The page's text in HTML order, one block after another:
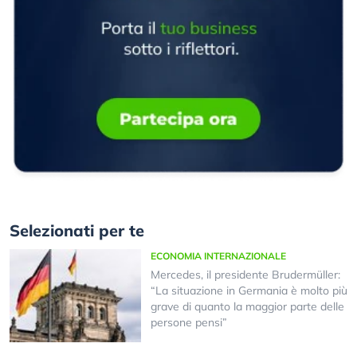
Selezionati per te
ECONOMIA INTERNAZIONALE
Mercedes, il presidente Brudermüller:
“La situazione in Germania è molto più
grave di quanto la maggior parte delle
persone pensi”